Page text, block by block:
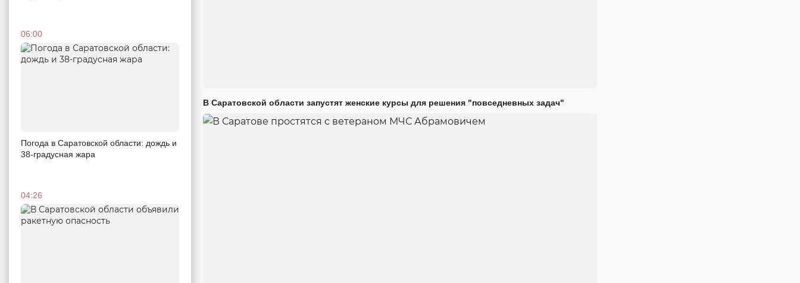
06:00
Погода в Саратовской области: дождь и
38-градусная жара
04:26
В Саратовской области запустят женские курсы для решения "повседневных задач"